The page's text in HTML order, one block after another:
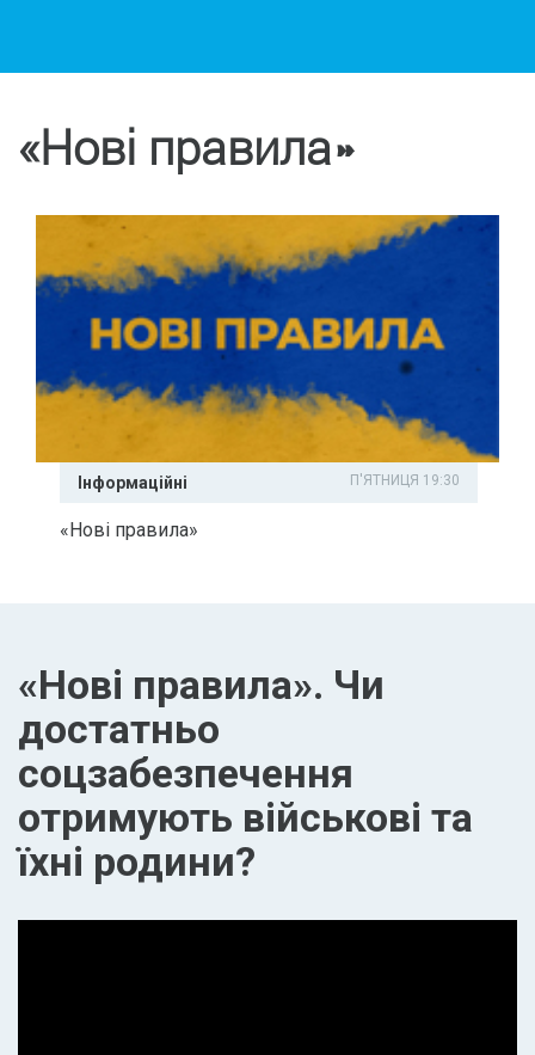
«Нові правила»
Інформаційні П'ЯТНИЦЯ 19:30
«Нові правила»
«Нові правила». Чи
достатньо
соцзабезпечення
отримують військові та
їхні родини?